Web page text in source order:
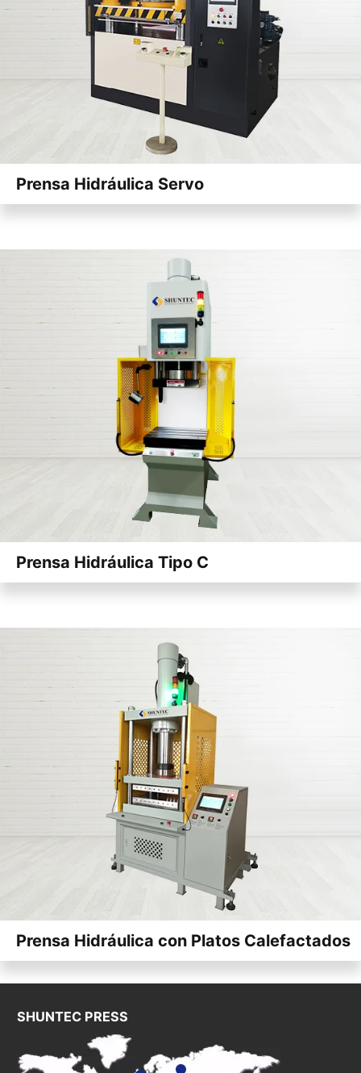
Prensa Hidráulica Servo
Prensa Hidráulica Tipo C
Prensa Hidráulica con Platos Calefactados
SHUNTEC PRESS